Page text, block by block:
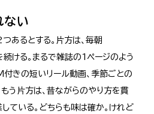
ない
あるとする。片方は、毎朝
ける。まるで雑誌の1ページのよう
きの短いリール動画、季節ごとの
う片方は、昔ながらのやり方を貫
ている。どちらも味は確か。けれど